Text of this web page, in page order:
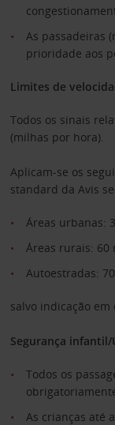
As passadeiras
prioridade aos
Limites de
Todos os sinais
(milhas por hora).
Aplicam-se os
standard da Avis
Áreas urbanas:
Áreas rurais: 60
Autoestradas:
salvo indicação
Segurança
Todos os
As crianças até